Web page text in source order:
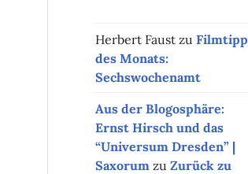
Herbert Faust zu Filmtipp
des Monats:
Sechswochenamt
Aus der Blogosphäre:
Ernst Hirsch und das
“Universum Dresden” |
Saxorum zu Zurück zu